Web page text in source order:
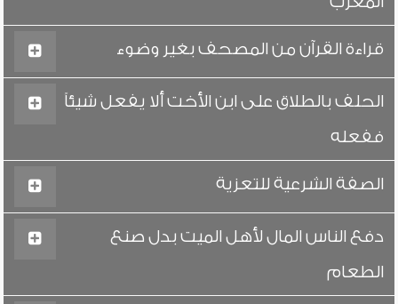
قراءة القرآن من المصحف بغير وضوء
الحلف بالطلاق على ابن الأخت ألا يفعل شيئاً
ففعله
الصفة الشرعية للتعزية
دفع الناس المال لأهل الميت بدل صنع
الطعام